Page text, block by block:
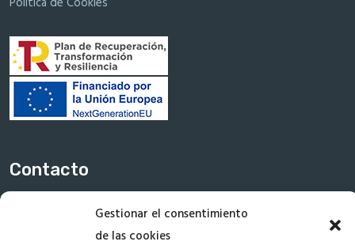
Gestionar el consentimiento
de las cookies
Contacto
Dirección